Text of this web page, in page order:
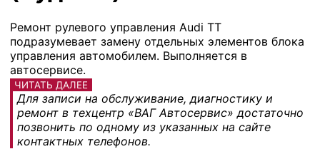
Ремонт рулевого управления Audi TT
подразумевает замену отдельных элементов блока
управления автомобилем. Выполняется в
автосервисе.
ЧИТАТЬ ДАЛЕЕ
Для записи на обслуживание, диагностику и
ремонт в техцентр «ВАГ Автосервис» достаточно
позвонить по одному из указанных на сайте
контактных телефонов.